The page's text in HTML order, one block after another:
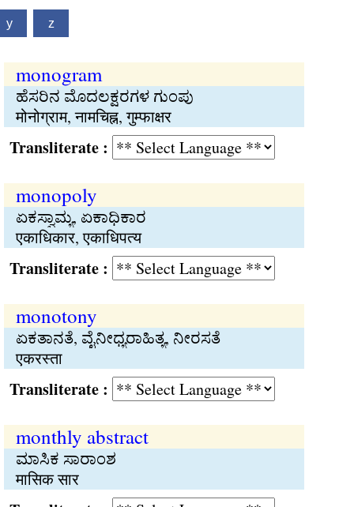
y z
monogram
ಹೆಸರಿನ ಮೊದಲಕ್ಷರಗಳ ಗುಂಪು
मोनोग्राम, नामचिह्न, गुम्फाक्षर
:
monopoly
ಏಕಸ್ವಾಮ್ಯ, ಏಕಾಧಿಕಾರ
एकाधिकार, एकाधिपत्य
:
monotony
ಏಕತಾನತೆ, ವೈನೀಧ್ಯರಾಹಿತ್ಯ, ನೀರಸತೆ
एकरस्ता
:
monthly abstract
ಮಾಸಿಕ ಸಾರಾಂಶ
मासिक सार